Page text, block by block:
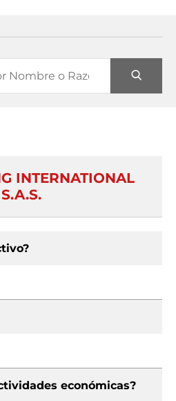
INTERNATIONAL
S.A.S.
económicas?